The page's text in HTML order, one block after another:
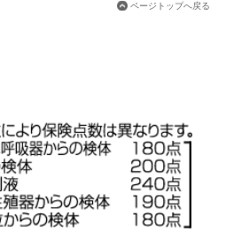
ページトップへ戻る